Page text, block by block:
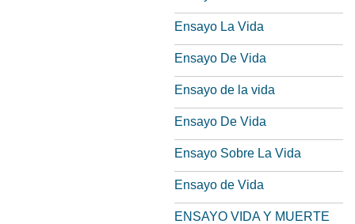
Ensayo La Vida
Ensayo De Vida
Ensayo de la vida
Ensayo De Vida
Ensayo Sobre La Vida
Ensayo de Vida
ENSAYO VIDA Y MUERTE